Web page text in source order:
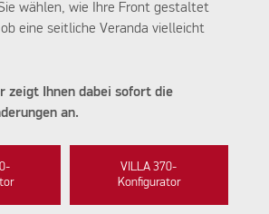
wählen, wie Ihre Front gestaltet
eine seitliche Veranda vielleicht
zeigt Ihnen dabei sofort die
an.
VILLA 370-
Konfigurator